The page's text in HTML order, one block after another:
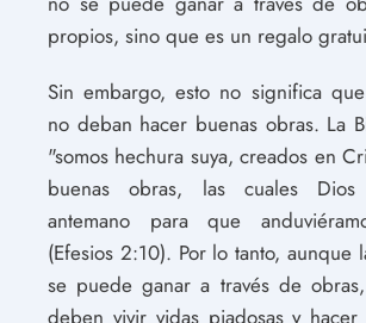
propios, sino que es un regalo
Sin embargo, esto no significa
no deban hacer buenas obras. La
"somos hechura suya, creados en
buenas obras, las cuales
antemano para que
(Efesios 2:10). Por lo tanto, aunque
se puede ganar a través de
deben vivir vidas piadosas y hacer